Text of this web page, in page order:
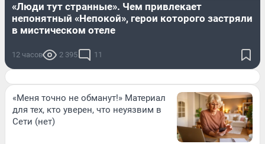
«Люди тут странные». Чем привлекает
непонятный «Непокой», герои которого застряли
в мистическом отеле
12 часов 2 395 11
«Меня точно не обманут!» Материал
для тех, кто уверен, что неуязвим в
Сети (нет)